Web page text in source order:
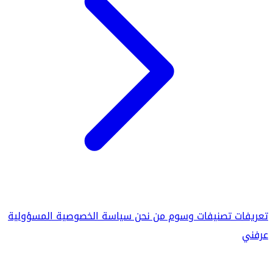
تعريفاتتصنيفاتوسوممن نحنسياسة الخصوصيةالمسؤولية
عرفني